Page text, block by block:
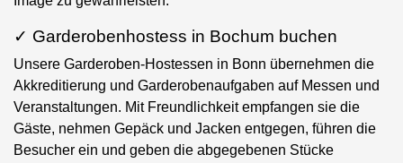
✓ Garderobenhostess in Bochum buchen
Unsere Garderoben-Hostessen in Bonn übernehmen die
Akkreditierung und Garderobenaufgaben auf Messen und
Veranstaltungen. Mit Freundlichkeit empfangen sie die
Gäste, nehmen Gepäck und Jacken entgegen, führen die
Besucher ein und geben die abgegebenen Stücke